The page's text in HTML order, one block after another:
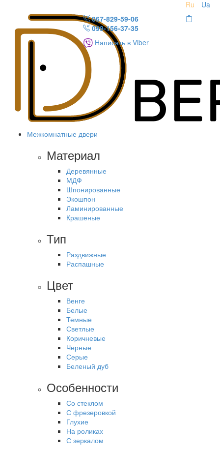
Ru
Ua
067-829-59-06
099-156-37-35
Написать в Viber
Межкомнатные двери
Материал
Деревянные
МДФ
Шпонированные
Экошпон
Ламинированные
Крашеные
Тип
Раздвижные
Распашные
Цвет
Венге
Белые
Темные
Светлые
Коричневые
Черные
Серые
Беленый дуб
Особенности
Со стеклом
С фрезеровкой
Глухие
На роликах
С зеркалом